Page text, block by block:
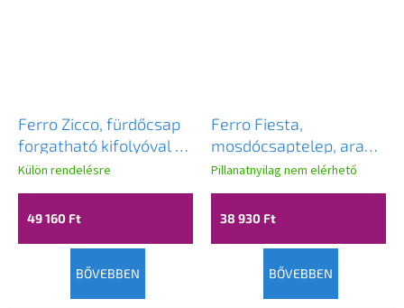
Ferro Zicco, fürdőcsap
forgatható kifolyóval és
kézizuhany készlettel,
fekete matt, BZI11RBL
Külön rendelésre
49 160 Ft
BŐVEBBEN
Ferro Fiesta,
mosdócsaptelep, arany
fényes, BFI2G
Pillanatnyilag nem elérhető
38 930 Ft
BŐVEBBEN